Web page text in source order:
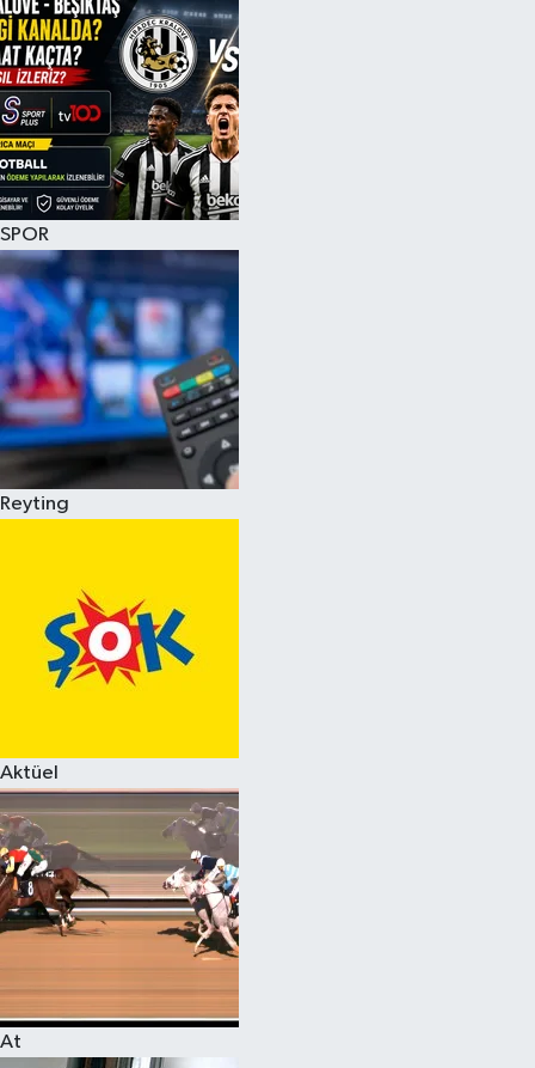
SPOR
Reyting
Aktüel
At